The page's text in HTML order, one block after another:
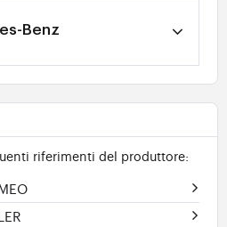
Benz
riferimenti del produttore: